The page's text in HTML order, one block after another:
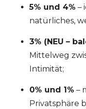
5% und 4% –
natürliches,
3% (NEU –
Mittelweg
Intimität;
0% und 1% –
Privatsphäre